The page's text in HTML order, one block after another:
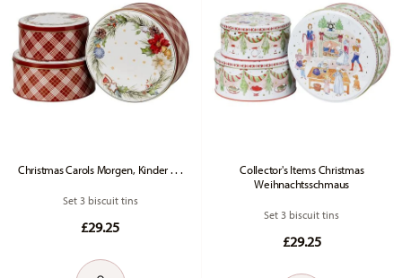
Christmas Carols Morgen, Kinder . . .
Set 3 biscuit tins
£29.25
Collector's Items Christmas
Weihnachtsschmaus
Set 3 biscuit tins
£29.25